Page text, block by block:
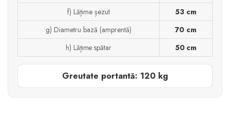
f) Lățime șezut
53 cm
g) Diametru bază (amprentă)
70 cm
h) Lățime spătar
50 cm
Greutate portantă: 120 kg